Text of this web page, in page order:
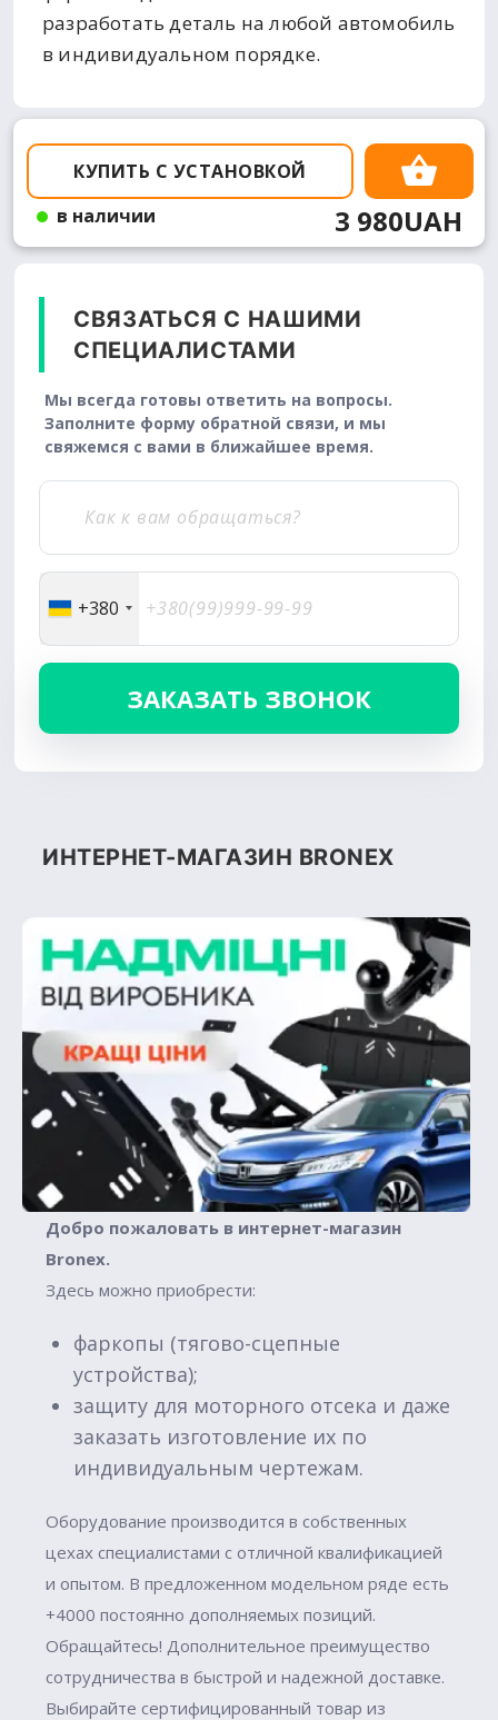
разработать деталь на любой автомобиль
в индивидуальном порядке.
КУПИТЬ С УСТАНОВКОЙ
в наличии
3 980UAH
СВЯЗАТЬСЯ С НАШИМИ
СПЕЦИАЛИСТАМИ
Мы всегда готовы ответить на вопросы.
Заполните форму обратной связи, и мы
свяжемся с вами в ближайшее время.
+380
ИНТЕРНЕТ-МАГАЗИН BRONEX
Добро пожаловать в интернет-магазин
Вronex.
Здесь можно приобрести:
фаркопы (тягово-сцепные
устройства);
защиту для моторного отсека и даже
заказать изготовление их по
индивидуальным чертежам.
Оборудование производится в собственных
цехах специалистами с отличной квалификацией
и опытом. В предложенном модельном ряде есть
+4000 постоянно дополняемых позиций.
Обращайтесь! Дополнительное преимущество
сотрудничества в быстрой и надежной доставке.
Выбирайте сертифицированный товар из